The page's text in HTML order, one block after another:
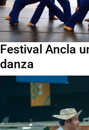
Festival Ancla
danza